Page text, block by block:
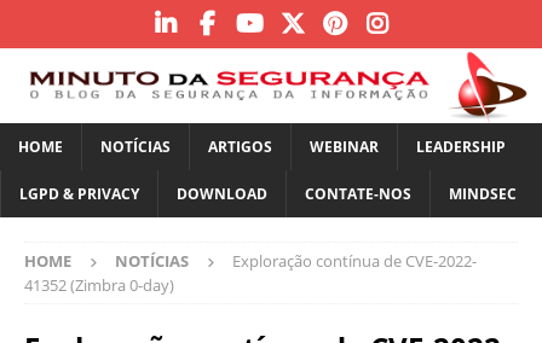
HOME NOTÍCIAS ARTIGOS WEBINAR LEADERSHIP
LGPD & PRIVACY DOWNLOAD CONTATE-NOS MINDSEC
HOME NOTÍCIAS
Exploração contínua de CVE-2022-
41352 (Zimbra 0-day)